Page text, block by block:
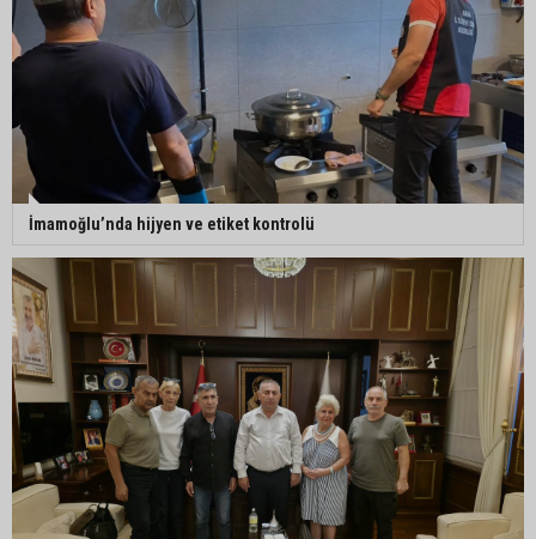
İmamoğlu’nda hijyen ve etiket kontrolü